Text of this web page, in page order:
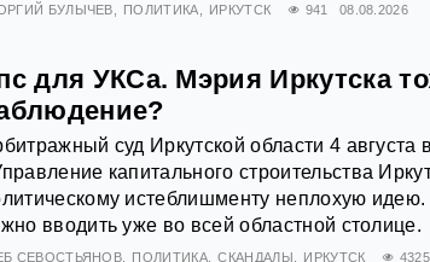
БУЛЫЧЕВ ПОЛИТИКА ИРКУТСК 941 08.08.2026
для УКСа. Мэрия Иркутска
суд Иркутской области 4
капитального строительства
истеблишменту неплохую
вводить уже во всей областной столице.
СЕВОСТЬЯНОВ ПОЛИТИКА СКАНДАЛЫ ИРКУТСК 4325